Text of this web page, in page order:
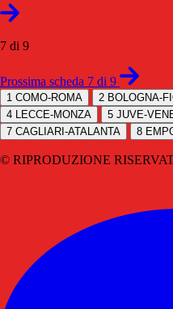
7 di 9
Prossima scheda 7 di 9
1 COMO-ROMA 2 BOLOGNA-
4 LECCE-MONZA 5 JUVE-
7 CAGLIARI-ATALANTA 8
© RIPRODUZIONE